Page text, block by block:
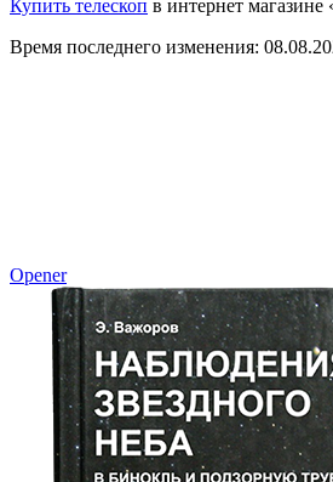
Купить телескоп в интернет магазине
Время последнего изменения:
Opener